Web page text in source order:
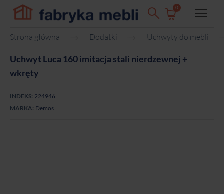
0
Strona główna Dodatki Uchwyty do mebli
Uchwyt Luca 160 imitacja stali nierdzewnej +
wkręty
INDEKS: 224946
MARKA: Demos